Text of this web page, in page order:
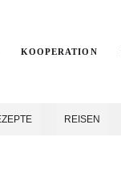
KOOPERATION
REISEN